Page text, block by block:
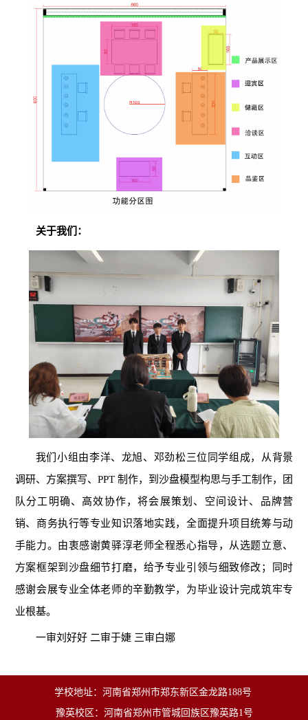
关于我们：
我们小组由李洋、龙旭、邓劲松三位同学组成，从背景
调研、方案撰写、PPT 制作，到沙盘模型构思与手工制作，团
队分工明确、高效协作，将会展策划、空间设计、品牌营
销、商务执行等专业知识落地实践，全面提升项目统筹与动
手能力。由衷感谢黄驿淳老师全程悉心指导，从选题立意、
方案框架到沙盘细节打磨，给予专业引领与细致修改；同时
感谢会展专业全体老师的辛勤教学，为毕业设计完成筑牢专
业根基。
一审刘好好 二审于婕 三审白娜
学校地址：河南省郑州市郑东新区金龙路188号
豫英校区：河南省郑州市管城回族区豫英路1号